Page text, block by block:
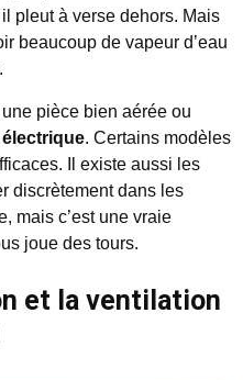
pleut à verse dehors. Mais
beaucoup de vapeur d’eau
pièce bien aérée ou
. Certains modèles
Il existe aussi les
discrètement dans les
mais c’est une vraie
joue des tours.
et la ventilation